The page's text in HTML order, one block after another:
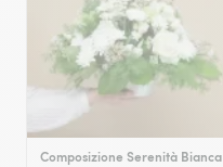
Composizione Serenità Bianca